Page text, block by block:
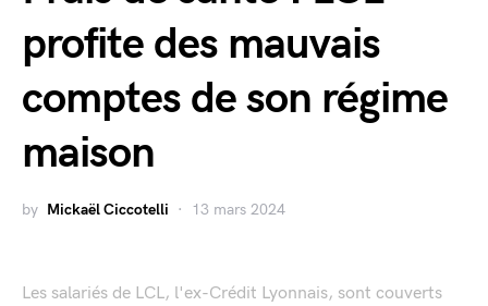
profite des mauvais
comptes de son régime
maison
by Mickaël Ciccotelli 13 mars 2024
Les salariés de LCL, l'ex-Crédit Lyonnais, sont couverts